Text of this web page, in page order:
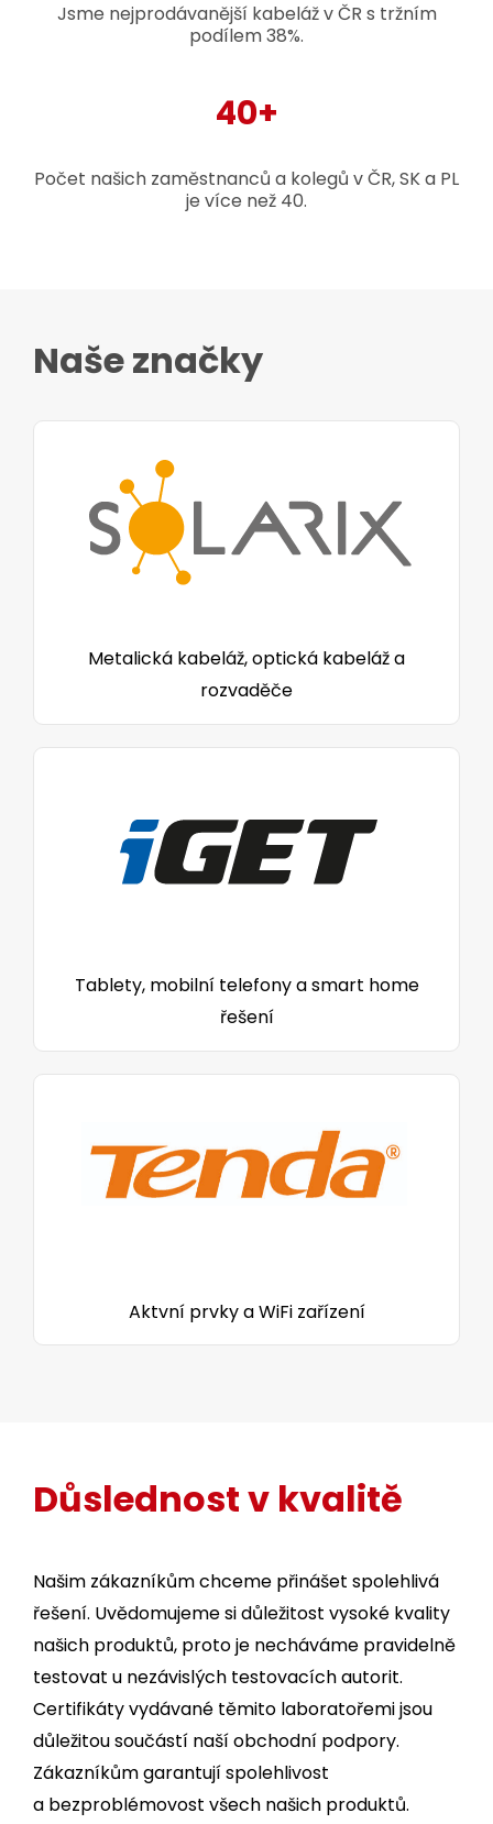
Jsme nejprodávanější kabeláž v ČR s tržním
podílem 38%.
40+
Počet našich zaměstnanců a kolegů v ČR, SK a PL
je více než 40.
Naše značky
Metalická kabeláž, optická kabeláž a
rozvaděče
Tablety, mobilní telefony a smart home
řešení
Aktvní prvky a WiFi zařízení
Důslednost v kvalitě
Našim zákazníkům chceme přinášet spolehlivá
řešení. Uvědomujeme si důležitost vysoké kvality
našich produktů, proto je necháváme pravidelně
testovat u nezávislých testovacích autorit.
Certifikáty vydávané těmito laboratořemi jsou
důležitou součástí naší obchodní podpory.
Zákazníkům garantují spolehlivost
a bezproblémovost všech našich produktů.